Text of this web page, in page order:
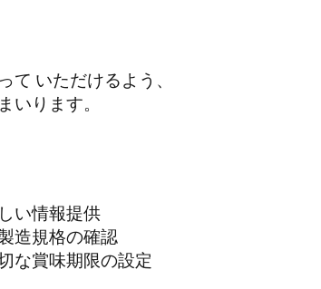
い情報提供
造規格の確認
な賞味期限の設定
いただけるよう、
いります。